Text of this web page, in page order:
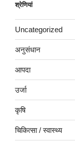
श्रेणियां
Uncategorized
अनुसंधान
आपदा
उर्जा
कृषि
चिकित्सा / स्वास्थ्य